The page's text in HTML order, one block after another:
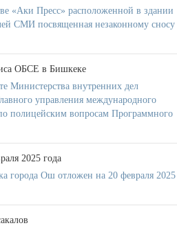
«Аки Пресс» расположенной в здании
СМИ посвященная незаконному сносу
ОБСЕ в Бишкеке
Министерства внутренних дел
управления международного
полицейским вопросам Программного
2025 года
города Ош отложен на 20 февраля 2025